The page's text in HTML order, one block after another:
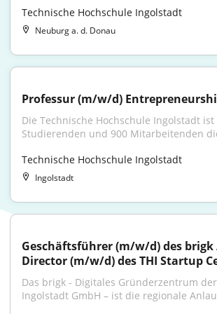
Technische Hochschule Ingolstadt
Neuburg a. d. Donau
Professur (m/w/d)
Die Technische Hochschule Ingolstadt
Studierenden und 900 Mitarbeitenden
Technische Hochschule Ingolstadt
Ingolstadt
Geschäftsführer (m/w/d) des
Director (m/w/d) des THI Startup
Das brigk - Digitales Gründerzentrum
Ingolstadt GmbH – ist die regionale